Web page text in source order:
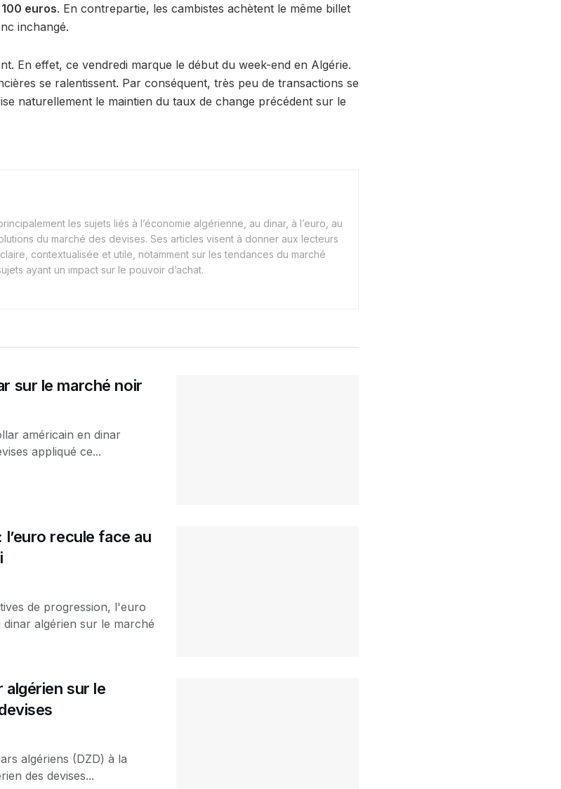
100 euros. En contrepartie, les cambistes achètent le même billet
inchangé.
En effet, ce vendredi marque le début du week-end en Algérie.
se ralentissent. Par conséquent, très peu de transactions se
naturellement le maintien du taux de change précédent sur le
les sujets liés à l’économie algérienne, au dinar, à l’euro, au
du marché des devises. Ses articles visent à donner aux lecteurs
contextualisée et utile, notamment sur les tendances du marché
ayant un impact sur le pouvoir d’achat.
sur le marché noir
américain en dinar
appliqué ce...
recule face au
de progression, l'euro
algérien sur le marché
algérien sur le
algériens (DZD) à la
des devises...